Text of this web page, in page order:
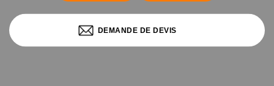
DEMANDE DE DEVIS